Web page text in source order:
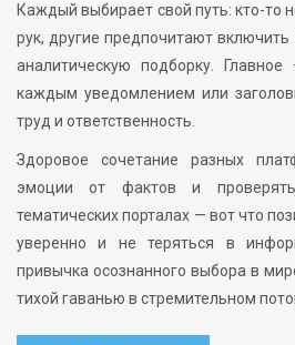
Каждый выбирает свой путь: кто-то
рук, другие предпочитают включить
аналитическую подборку.
каждым уведомлением или
труд и ответственность.
Здоровое сочетание разных
эмоции от фактов и
тематических порталах — вот что
уверенно и не теряться в
привычка осознанного выбора в
тихой гаванью в стремительном